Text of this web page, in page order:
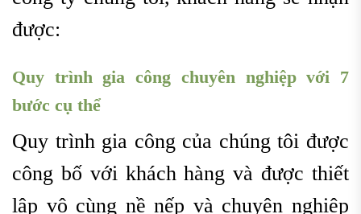
được:
Quy trình gia công chuyên nghiệp với 7
bước cụ thể
Quy trình gia công của chúng tôi được
công bố với khách hàng và được thiết
lập vô cùng nề nếp và chuyên nghiệp